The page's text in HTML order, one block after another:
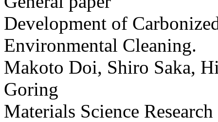
Development of
Environmental Cleaning.
Makoto Doi, Shiro Saka,
Goring
Materials Science